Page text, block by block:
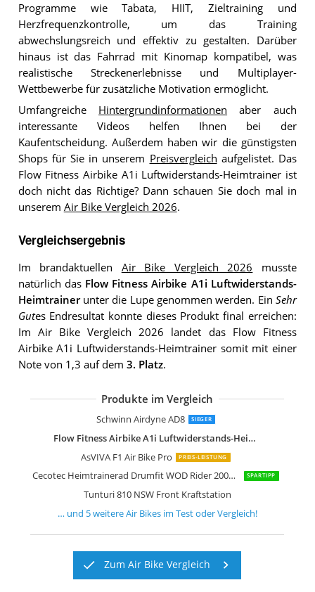
Programme wie Tabata, HIIT, Zieltraining und
Herzfrequenzkontrolle, um das Training
abwechslungsreich und effektiv zu gestalten. Darüber
hinaus ist das Fahrrad mit Kinomap kompatibel, was
realistische Streckenerlebnisse und Multiplayer-
Wettbewerbe für zusätzliche Motivation ermöglicht.
Umfangreiche Hintergrundinformationen aber auch
interessante Videos helfen Ihnen bei der
Kaufentscheidung. Außerdem haben wir die günstigsten
Shops für Sie in unserem Preisvergleich aufgelistet. Das
Flow Fitness Airbike A1i Luftwiderstands-Heimtrainer ist
doch nicht das Richtige? Dann schauen Sie doch mal in
unserem Air Bike Vergleich 2026.
Vergleichsergebnis
Im brandaktuellen Air Bike Vergleich 2026 musste
natürlich das Flow Fitness Airbike A1i Luftwiderstands-
Heimtrainerunter die Lupe genommen werden. Ein Sehr
Gutes Endresultat konnte dieses Produkt final erreichen:
Im Air Bike Vergleich 2026 landet das Flow Fitness
Airbike A1i Luftwiderstands-Heimtrainer somit mit einer
Note von 1,3 auf dem 3. Platz.
Produkte im Vergleich
Schwinn Airdyne AD8 SIEGER
Flow Fitness Airbike A1i Luftwiderstands-Heimtrainer
AsVIVA F1 Air Bike Pro
PREIS-LEISTUNG
Cecotec Heimtrainerad Drumfit WOD Rider 2000 Eolo PRO Air Bike SPARTIPP
Tunturi 810 NSW Front Kraftstation
Movo AirBike Pro Airbike
Eryntix Air Bike Heimtrainer Fahrrad
ION Fitness Air Bike Hiit Ventus
Maxxus AirBike Luftwiderstand
… und 5weitereAir Bikesim Test oder Vergleich!
Zum Air Bike Vergleich